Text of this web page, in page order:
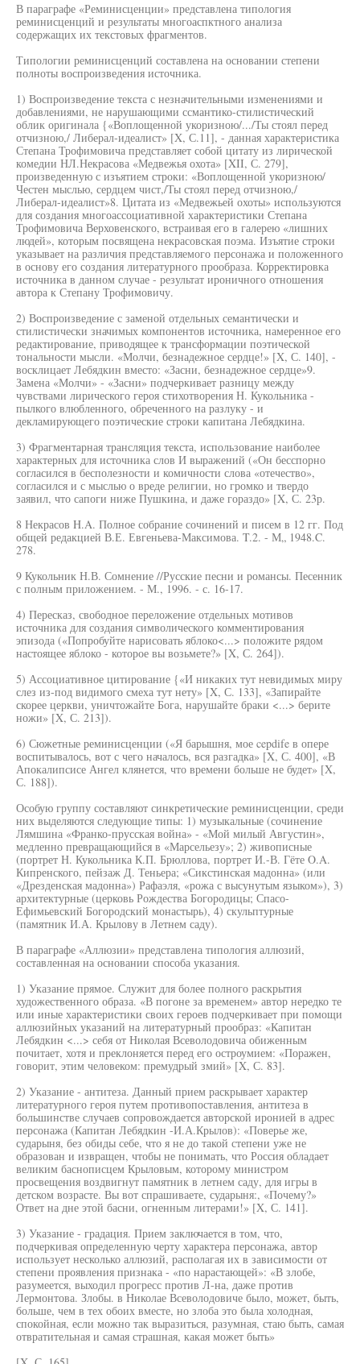
В параграфе «Реминисценции» представлена типология
реминисценций и результаты многоаспктного анализа
содержащих их текстовых фрагментов.
Типологии реминисценций составлена на основании степени
полноты воспроизведения источника.
1) Воспроизведение текста с незначительными изменениями и
добавлениями, не нарушающими ссмантико-стилистический
облик оригинала {«Воплощенной укоризною/.../Ты стоял перед
отчизною,/ Либерал-идеалист» [X, С.11], - данная характеристика
Степана Трофимовича представляет собой цитату из лирической
комедии НЛ.Некрасова «Медвежья охота» [XII, С. 279],
произведенную с изъятием строки: «Воплощенной укоризною/
Честен мыслью, сердцем чист,/Ты стоял перед отчизною,/
Либерал-идеалист»8. Цитата из «Медвежьей охоты» используются
для создания многоассоциативной характеристики Степана
Трофимовича Верховенского, встраивая его в галерею «лишних
людей», которым посвящена некрасовская поэма. Изъятие строки
указывает на различия представляемого персонажа и положенного
в основу его создания литературного прообраза. Корректировка
источника в данном случае - результат ироничного отношения
автора к Степану Трофимовичу.
2) Воспроизведение с заменой отдельных семантически и
стилистически значимых компонентов источника, намеренное его
редактирование, приводящее к трансформации поэтической
тональности мысли. «Молчи, безнадежное сердце!» [X, С. 140], -
восклицает Лебядкин вместо: «Засни, безнадежное сердце»9.
Замена «Молчи» - «Засни» подчеркивает разницу между
чувствами лирического героя стихотворения Н. Кукольника -
пылкого влюбленного, обреченного на разлуку - и
декламирующего поэтические строки капитана Лебядкина.
3) Фрагментарная трансляция текста, использование наиболее
характерных для источника слов И выражений («Он бесспорно
согласился в бесполезности и комичности слова «отечество»,
согласился и с мыслью о вреде религии, но громко и твердо
заявил, что сапоги ниже Пушкина, и даже гораздо» [X, С. 23р.
8 Некрасов H.A. Полное собрание сочинений и писем в 12 гг. Под
общей редакцией В.Е. Евгеньева-Максимова. T.2. - М„ 1948.C.
278.
9 Кукольник Н.В. Сомнение //Русские песни и романсы. Песенник
с полным приложением. - М., 1996. - с. 16-17.
4) Пересказ, свободное переложение отдельных мотивов
источника для создания символического комментирования
эпизода («Попробуйте нарисовать яблоко<...> положите рядом
настоящее яблоко - которое вы возьмете?» [X, С. 264]).
5) Ассоциативное цитирование {«И никаких тут невидимых миру
слез из-под видимого смеха тут нету» [X, С. 133], «Запирайте
скорее церкви, уничтожайте Бога, нарушайте браки <...> берите
ножи» [X, С. 213]).
6) Сюжетные реминисценции («Я барышня, мое cepdife в опере
воспитывалось, вот с чего началось, вся разгадка» [X, С. 400], «В
Апокалипсисе Ангел клянется, что времени больше не будет» [X,
С. 188]).
Особую группу составляют синкретические реминисценции, среди
них выделяются следующие типы: 1) музыкальные (сочинение
Лямшина «Франко-прусская война» - «Мой милый Августин»,
медленно превращающийся в «Марсельезу»; 2) живописные
(портрет Н. Кукольника К.П. Брюллова, портрет И.-В. Гёте O.A.
Кипренского, пейзаж Д. Теньера; «Сикстинская мадонна» (или
«Дрезденская мадонна») Рафаэля, «рожа с высунутым языком»), 3)
архитектурные (церковь Рождества Богородицы; Спасо-
Ефимьевский Богородский монастырь), 4) скульптурные
(памятник И.А. Крылову в Летнем саду).
В параграфе «Аллюзии» представлена типология аллюзий,
составленная на основании способа указания.
1) Указание прямое. Служит для более полного раскрытия
художественного образа. «В погоне за временем» автор нередко те
или иные характеристики своих героев подчеркивает при помощи
аллюзийных указаний на литературный прообраз: «Капитан
Лебядкин <...> себя от Николая Всеволодовича обиженным
почитает, хотя и преклоняется перед его остроумием: «Поражен,
говорит, этим человеком: премудрый змий» [X, С. 83].
2) Указание - антитеза. Данный прием раскрывает характер
литературного героя путем противопоставления, антитеза в
большинстве случаев сопровождается авторской иронией в адрес
персонажа (Капитан Лебядкин -И.А.Крылов): «Поверье же,
сударыня, без обиды себе, что я не до такой степени уже не
образован и извращен, чтобы не понимать, что Россия обладает
великим баснописцем Крыловым, которому министром
просвещения воздвигнут памятник в летнем саду, для игры в
детском возрасте. Вы вот спрашиваете, сударыня:, «Почему?»
Ответ на дне этой басни, огненным литерами!» [X, С. 141].
3) Указание - градация. Прием заключается в том, что,
подчеркивая определенную черту характера персонажа, автор
использует несколько аллюзий, располагая их в зависимости от
степени проявления признака - «по нарастающей»: «В злобе,
разумеется, выходил прогресс против Л-на, даже против
Лермонтова. Злобы. в Николае Всеволодовиче было, может, быть,
больше, чем в тех обоих вместе, но злоба это была холодная,
спокойная, если можно так выразиться, разумная, стаю быть, самая
отвратительная и самая страшная, какая может быть»